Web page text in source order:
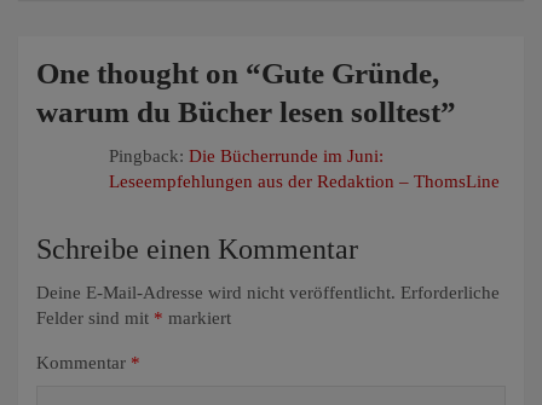
One thought on “Gute Gründe,
warum du Bücher lesen solltest”
Pingback: Die Bücherrunde im Juni:
Leseempfehlungen aus der Redaktion – ThomsLine
Schreibe einen Kommentar
Deine E-Mail-Adresse wird nicht veröffentlicht. Erforderliche
Felder sind mit * markiert
Kommentar *